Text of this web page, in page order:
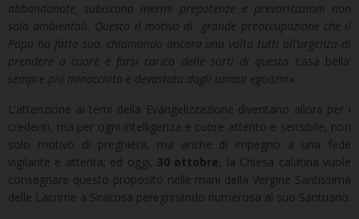
abbandonate, subiscono inermi prepotenze e prevaricazioni non
solo ambientali. Questo il motivo di grande preoccupazione che il
Papa ha fatto suo, chiamando ancora una volta tutti all’urgenza di
prendere a cuore e farsi carico delle sorti di questa ‘ casa bella’
sempre più minacciata e devastata dagli umani egoismi».
L’attenzione ai temi della Evangelizzazione diventano allora per i
credenti, ma per ogni intelligenza e cuore attento e sensibile, non
solo motivo di preghiera, ma anche di impegno a una fede
vigilante e attenta; ed oggi, 30 ottobre, la Chiesa calatina vuole
consegnare questo proposito nelle mani della Vergine Santissima
delle Lacrime a Siracusa peregrinando numerosa al suo Santuario.